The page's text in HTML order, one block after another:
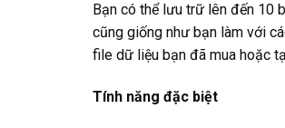
Bạn có thể lưu trữ lên đến 10
cũng giống như bạn làm với
file dữ liệu bạn đã mua hoặc
Tính năng đặc biệt